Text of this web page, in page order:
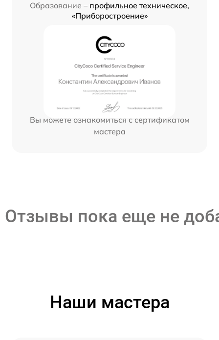
Образование – профильное техническое,
«Приборостроение»
Вы можете ознакомиться с сертификатом
мастера
Отзывы пока еще не
Наши мастера